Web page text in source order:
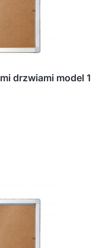
drzwiami model 1